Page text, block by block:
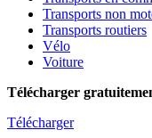
Transports non
Transports routiers
Vélo
Voiture
Télécharger
Télécharger